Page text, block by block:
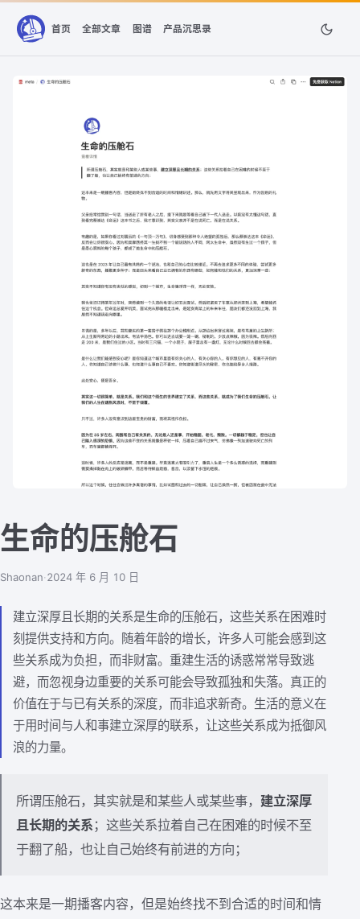
首页 全部文章 图谱 产品沉思录
生命的压舱石
Shaonan·2024 年 6 月 10 日
建立深厚且长期的关系是生命的压舱石，这些关系在困难时
刻提供支持和方向。随着年龄的增长，许多人可能会感到这
些关系成为负担，而非财富。重建生活的诱惑常常导致逃
避，而忽视身边重要的关系可能会导致孤独和失落。真正的
价值在于与已有关系的深度，而非追求新奇。生活的意义在
于用时间与人和事建立深厚的联系，让这些关系成为抵御风
浪的力量。
所谓压舱石，其实就是和某些人或某些事， 建立深厚
且长期的关系 ；这些关系拉着自己在困难的时候不至
于翻了船，也让自己始终有前进的方向；
这本来是一期播客内容，但是始终找不到合适的时间和情